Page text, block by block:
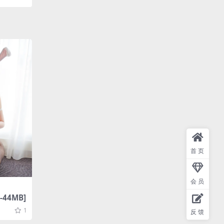
44MB]
1
首页
会员
反馈